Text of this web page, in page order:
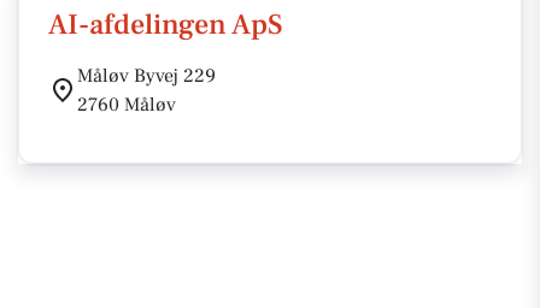
AI-afdelingen ApS
Måløv Byvej 229
2760 Måløv